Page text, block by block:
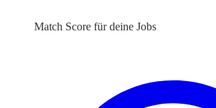
Match Score für deine Jobs